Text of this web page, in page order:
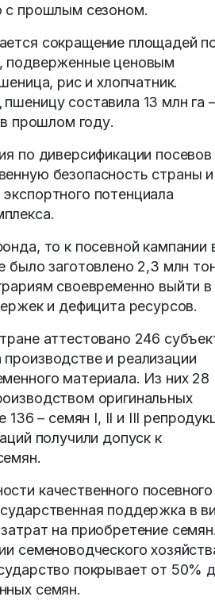
с прошлым сезоном.
сокращение площадей
подверженные ценовым
рис и хлопчатник.
составила 13 млн га
прошлом году.
по диверсификации посевов
безопасность страны и
потенциала
то к посевной кампании
было заготовлено 2,3 млн
своевременно выйти в
и дефицита ресурсов.
аттестовано 246
и реализации
материала. Из них 28
оригинальных
136 – семян I, II и III
получили допуск к
качественного посевного
поддержка в
на приобретение
семеноводческого
покрывает от 50%
семян.